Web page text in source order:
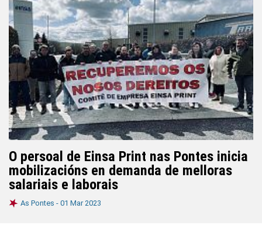
O persoal de Einsa Print nas Pontes inicia
mobilizacións en demanda de melloras
salariais e laborais
As Pontes - 01 Mar 2023